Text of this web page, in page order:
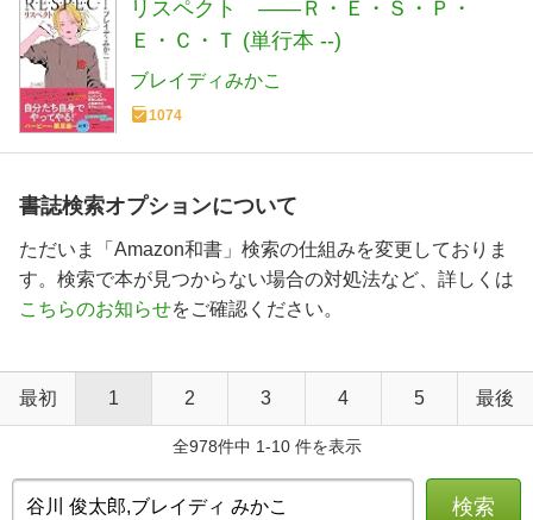
リスペクト ――Ｒ・Ｅ・Ｓ・Ｐ・
Ｅ・Ｃ・Ｔ (単行本 --)
ブレイディみかこ
1074
書誌検索オプションについて
ただいま「Amazon和書」検索の仕組みを変更しておりま
す。検索で本が見つからない場合の対処法など、詳しくは
こちらのお知らせをご確認ください。
最初 1 2 3 4 5 最後
全978件中 1-10 件を表示
検索